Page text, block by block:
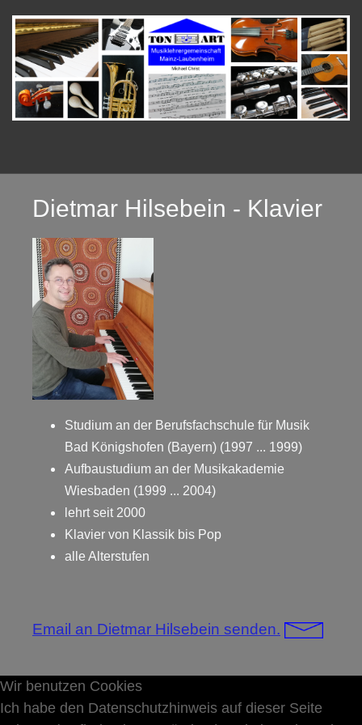
Dietmar Hilsebein - Klavier
Studium an der Berufsfachschule für Musik
Bad Königshofen (Bayern) (1997 ... 1999)
Aufbaustudium an der Musikakademie
Wiesbaden (1999 ... 2004)
lehrt seit 2000
Klavier von Klassik bis Pop
alle Alterstufen
Email an Dietmar Hilsebein senden.
Wir benutzen Cookies
Ich habe den Datenschutzhinweis auf dieser Seite